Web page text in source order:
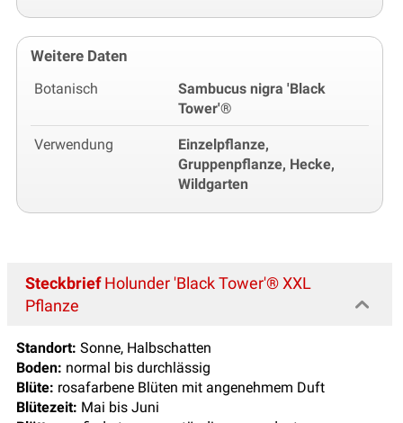
Weitere Daten
Botanisch
Sambucus nigra 'Black
Tower'®
Verwendung
Einzelpflanze,
Gruppenpflanze, Hecke,
Wildgarten
SteckbriefHolunder 'Black Tower'® XXL
Pflanze
Standort: Sonne, Halbschatten
Boden: normal bis durchlässig
Blüte: rosafarbene Blüten mit angenehmem Duft
Blütezeit: Mai bis Juni